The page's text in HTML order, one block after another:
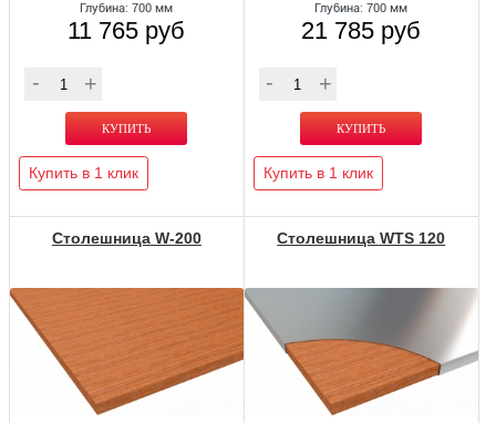
Глубина: 700 мм
11 765 руб
Купить в 1 клик
Глубина: 700 мм
21 785 руб
Купить в 1 клик
Столешница W-200 Столешница WTS 120